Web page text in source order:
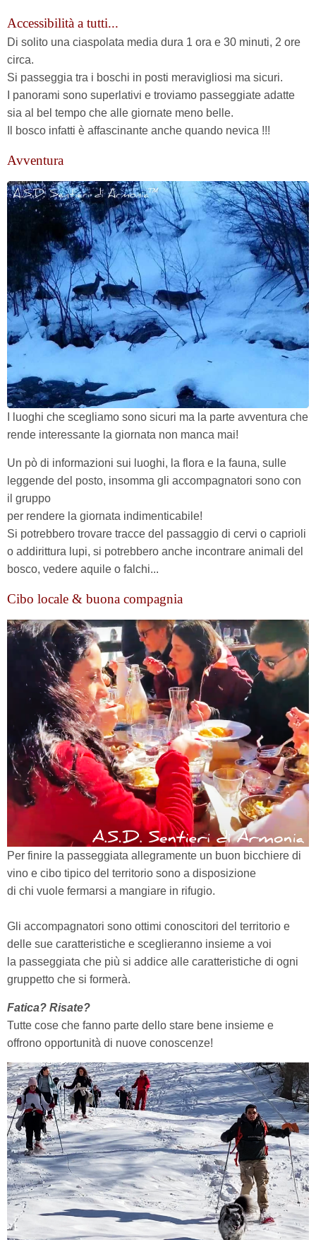
Accessibilità a tutti...
Di solito una ciaspolata media dura 1 ora e 30 minuti, 2 ore
circa.
Si passeggia tra i boschi in posti meravigliosi ma sicuri.
I panorami sono superlativi e troviamo passeggiate adatte
sia al bel tempo che alle giornate meno belle.
Il bosco infatti è affascinante anche quando nevica !!!
Avventura
I luoghi che scegliamo sono sicuri ma la parte avventura che
rende interessante la giornata non manca mai!
Un pò di informazioni sui luoghi, la flora e la fauna, sulle
leggende del posto, insomma gli accompagnatori sono con
il gruppo
per rendere la giornata indimenticabile!
Si potrebbero trovare tracce del passaggio di cervi o caprioli
o addirittura lupi, si potrebbero anche incontrare animali del
bosco, vedere aquile o falchi...
Cibo locale & buona compagnia
Per finire la passeggiata allegramente un buon bicchiere di
vino e cibo tipico del territorio sono a disposizione
di chi vuole fermarsi a mangiare in rifugio.
Gli accompagnatori sono ottimi conoscitori del territorio e
delle sue caratteristiche e sceglieranno insieme a voi
la passeggiata che più si addice alle caratteristiche di ogni
gruppetto che si formerà.
Fatica? Risate?
Tutte cose che fanno parte dello stare bene insieme e
offrono opportunità di nuove conoscenze!